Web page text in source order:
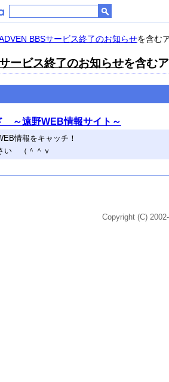
BBSサービス終了のお知らせを含む
ービス終了のお知らせを含む
～遠野WEB情報サイト～
情報をキャッチ！
い （＾＾ｖ
Copyright (C)